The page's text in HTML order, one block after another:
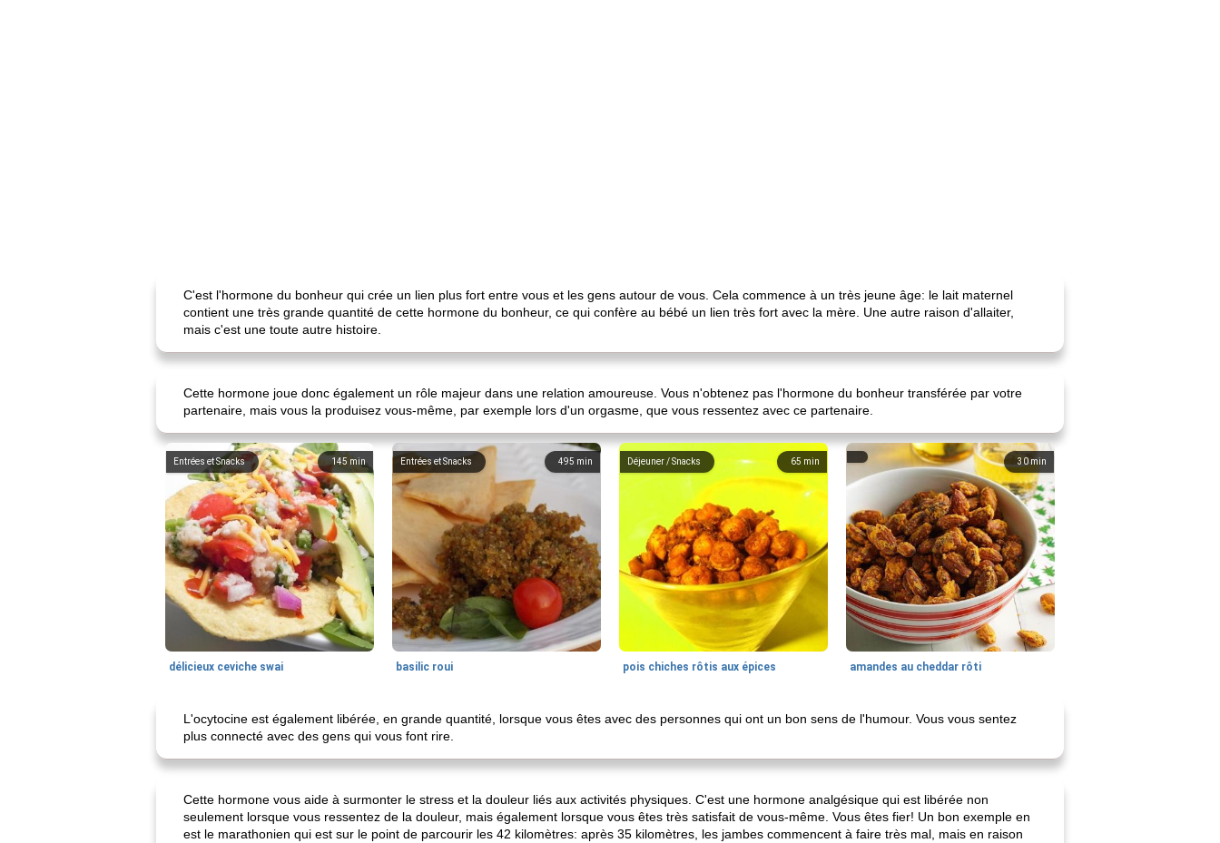
C'est l'hormone du bonheur qui crée un lien plus fort entre vous et les gens autour de vous. Cela commence à un très jeune âge: le lait maternel
contient une très grande quantité de cette hormone du bonheur, ce qui confère au bébé un lien très fort avec la mère. Une autre raison d'allaiter,
mais c'est une toute autre histoire.
Cette hormone joue donc également un rôle majeur dans une relation amoureuse. Vous n'obtenez pas l'hormone du bonheur transférée par votre
partenaire, mais vous la produisez vous-même, par exemple lors d'un orgasme, que vous ressentez avec ce partenaire.
145 min
Entrées et Snacks
délicieux ceviche swai
495 min
Entrées et Snacks
basilic roui
65 min
Déjeuner / Snacks
pois chiches rôtis aux épices
30min
amandes au cheddar rôti
L'ocytocine est également libérée, en grande quantité, lorsque vous êtes avec des personnes qui ont un bon sens de l'humour. Vous vous sentez
plus connecté avec des gens qui vous font rire.
Cette hormone vous aide à surmonter le stress et la douleur liés aux activités physiques. C'est une hormone analgésique qui est libérée non
seulement lorsque vous ressentez de la douleur, mais également lorsque vous êtes très satisfait de vous-même. Vous êtes fier! Un bon exemple en
est le marathonien qui est sur le point de parcourir les 42 kilomètres: après 35 kilomètres, les jambes commencent à faire très mal, mais en raison